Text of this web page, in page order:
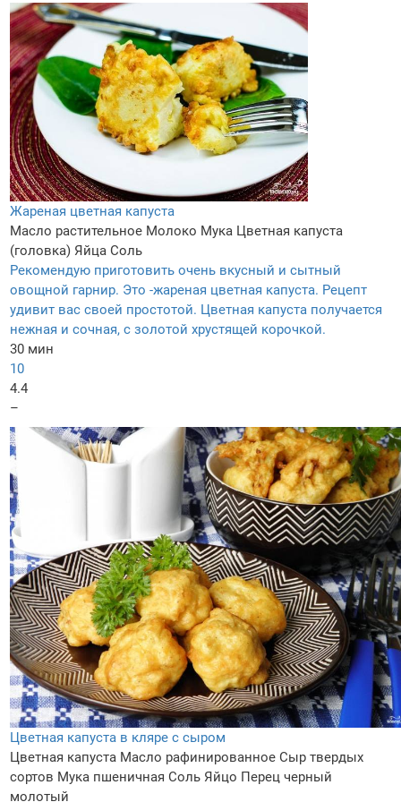
Жареная цветная капуста
Масло растительное Молоко Мука Цветная капуста
(головка) Яйца Соль
Рекомендую приготовить очень вкусный и сытный
овощной гарнир. Это -жареная цветная капуста. Рецепт
удивит вас своей простотой. Цветная капуста получается
нежная и сочная, с золотой хрустящей корочкой.
30 мин
10
4.4
–
Цветная капуста в кляре с сыром
Цветная капуста Масло рафинированное Сыр твердых
сортов Мука пшеничная Соль Яйцо Перец черный
молотый